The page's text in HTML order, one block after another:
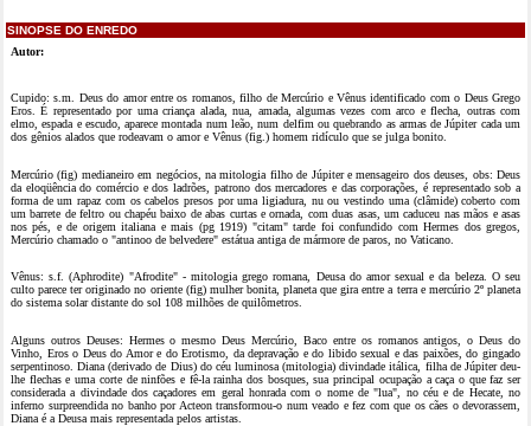
SINOPSE DO ENREDO
Autor:
Cupido: s.m. Deus do amor entre os romanos, filho de Mercúrio e Vênus identificado com o Deus Grego
Eros. É representado por uma criança alada, nua, amada, algumas vezes com arco e flecha, outras com
elmo, espada e escudo, aparece montada num leão, num delfim ou quebrando as armas de Júpiter cada um
dos gênios alados que rodeavam o amor e Vênus (fig.) homem ridículo que se julga bonito.
Mercúrio (fig) medianeiro em negócios, na mitologia filho de Júpiter e mensageiro dos deuses, obs: Deus
da eloqüência do comércio e dos ladrões, patrono dos mercadores e das corporações, é representado sob a
forma de um rapaz com os cabelos presos por uma ligiadura, nu ou vestindo uma (clâmide) coberto com
um barrete de feltro ou chapéu baixo de abas curtas e ornada, com duas asas, um caduceu nas mãos e asas
nos pés, e de origem italiana e mais (pg 1919) "citam" tarde foi confundido com Hermes dos gregos,
Mercúrio chamado o "antinoo de belvedere" estátua antiga de mármore de paros, no Vaticano.
Vênus: s.f. (Aphrodite) "Afrodite" - mitologia grego romana, Deusa do amor sexual e da beleza. O seu
culto parece ter originado no oriente (fig) mulher bonita, planeta que gira entre a terra e mercúrio 2º planeta
do sistema solar distante do sol 108 milhões de quilômetros.
Alguns outros Deuses: Hermes o mesmo Deus Mercúrio, Baco entre os romanos antigos, o Deus do
Vinho, Eros o Deus do Amor e do Erotismo, da depravação e do libido sexual e das paixões, do gingado
serpentinoso. Diana (derivado de Dius) do céu luminosa (mitologia) divindade itálica, filha de Júpiter deu-
lhe flechas e uma corte de ninfões e fê-la rainha dos bosques, sua principal ocupação a caça o que faz ser
considerada a divindade dos caçadores em geral honrada com o nome de "lua", no céu e de Hecate, no
inferno surpreendida no banho por Acteon transformou-o num veado e fez com que os cães o devorassem,
Diana é a Deusa mais representada pelos artistas.